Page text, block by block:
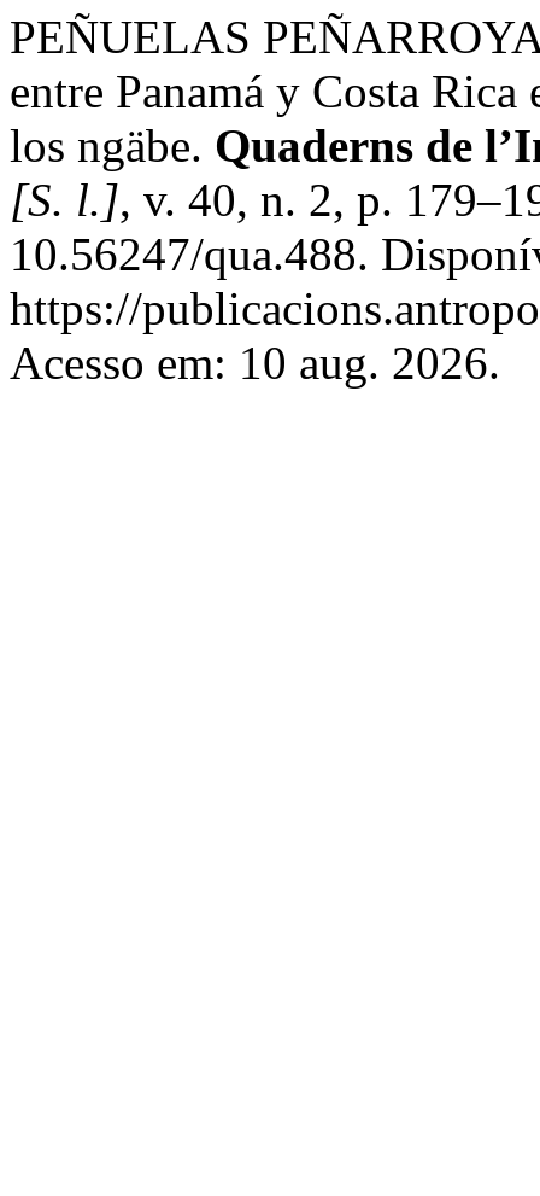
PEÑUELAS
entre Panamá y Costa
los ngäbe. Quaderns de
[S. l.], v. 40, n. 2, p.
10.56247/qua.488.
https://
Acesso em: 10 aug. 2026.